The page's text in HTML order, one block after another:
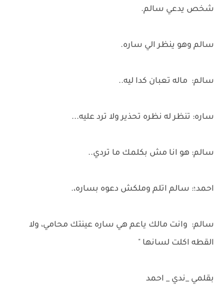
شخص يدعي سالم.
سالم وهو ينظر الي ساره.
سالم: ماله تعبان كدا ليه..
ساره: تنظر له نظره تحذير ولا ترد عليه...
سالم: هو انا مش بكلمك ما تردي..
احمد؛: سالم اتلم وملكش دعوه بساره،.
سالم: وانت مالك ياعم هي ساره عينتك محامي، ولا
القطه اكلت لسانها "
بقلمي _ندي _ احمد